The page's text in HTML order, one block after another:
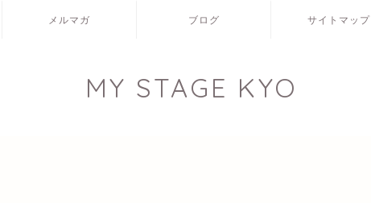
メルマガ ブログ サイトマップ
MY STAGE KYO